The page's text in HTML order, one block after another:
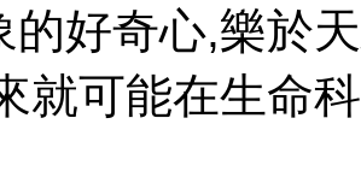
的好奇心,樂於
就可能在生命科